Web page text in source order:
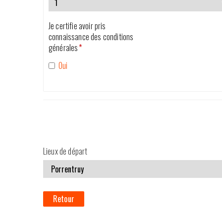
Je certifie avoir pris
connaissance des conditions
générales*
Oui
Lieux de départ
Retour